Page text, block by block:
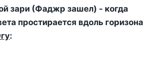
зари (Фаджр зашел) - когда
простирается вдоль горизона
: